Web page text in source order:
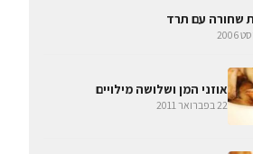
שחורה עם תרד
אוזני המן ושלושה מילויים
22 בפברואר 2011